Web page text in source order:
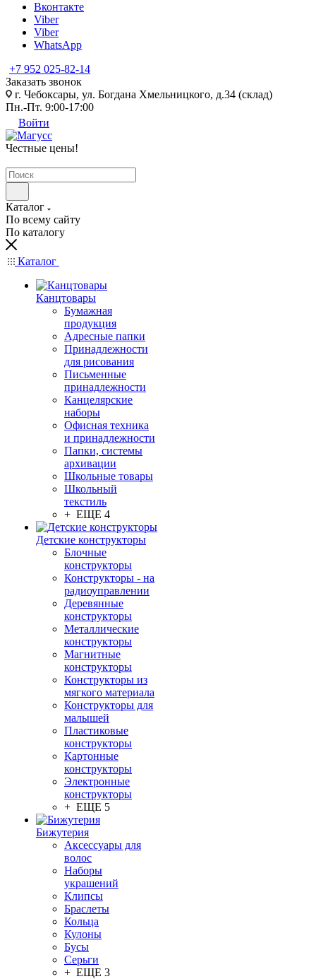
Вконтакте
Viber
Viber
WhatsApp
+7 952 025-82-14
Заказать звонок
г. Чебоксары, ул. Богдана Хмельницкого, д.34 (склад)
Пн.-Пт. 9:00-17:00
Войти
Честные цены!
Каталог
По всему сайту
По каталогу
Каталог
Канцтовары
Бумажная
продукция
Адресные папки
Принадлежности
для рисования
Письменные
принадлежности
Канцелярские
наборы
Офисная техника
и принадлежности
Папки, системы
архивации
Школьные товары
Школьный
текстиль
+ ЕЩЕ 4
Детские конструкторы
Блочные
конструкторы
Конструкторы - на
радиоуправлении
Деревянные
конструкторы
Металлические
конструкторы
Магнитные
конструкторы
Конструкторы из
мягкого материала
Конструкторы для
малышей
Пластиковые
конструкторы
Картонные
конструкторы
Электронные
конструкторы
+ ЕЩЕ 5
Бижутерия
Аксессуары для
волос
Наборы
украшений
Клипсы
Браслеты
Кольца
Кулоны
Бусы
Серьги
+ ЕЩЕ 3